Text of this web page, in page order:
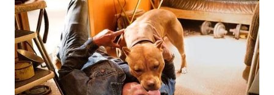
WN
INDRAMAYU
WN
KUNINGAN